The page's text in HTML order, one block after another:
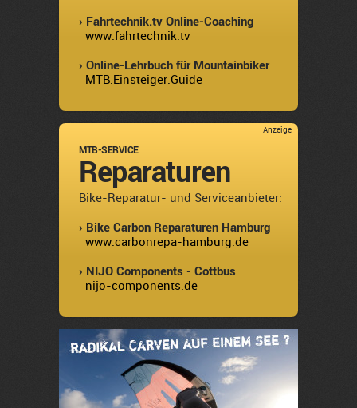
› Fahrtechnik.tv Online-Coaching
www.fahrtechnik.tv
› Online-Lehrbuch für Mountainbiker
MTB.Einsteiger.Guide
Anzeige
MTB-SERVICE
Reparaturen
Bike-Reparatur- und Serviceanbieter:
› Bike Carbon Reparaturen Hamburg
www.carbonrepa-hamburg.de
› NIJO Components - Cottbus
nijo-components.de